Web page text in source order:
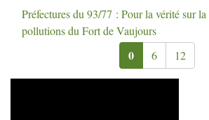
Préfectures du 93/77 : Pour la vérité sur
pollutions du Fort de Vaujours
0 6 12